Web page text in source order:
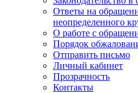
Ответы на
неопределенного
О работе с
Порядок
Отправить письмо
Личный кабинет
Прозрачность
Контакты